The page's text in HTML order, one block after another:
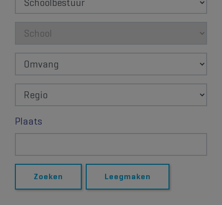
School
Omvang
Regio
Plaats
Zoeken Leegmaken